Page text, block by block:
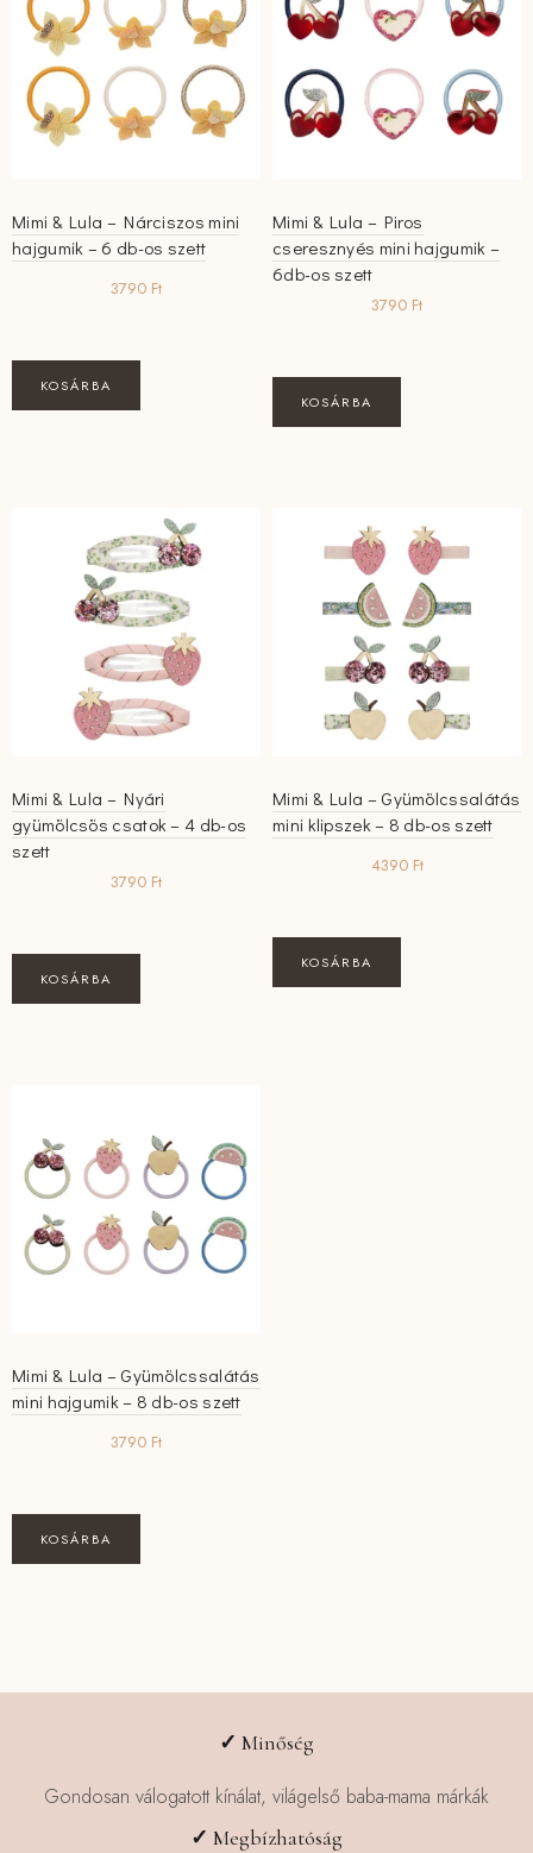
Mimi & Lula – Nárciszos mini
hajgumik – 6 db-os szett
3790 Ft
KOSÁRBA
Mimi & Lula – Piros
cseresznyés mini hajgumik –
6db-os szett
3790 Ft
KOSÁRBA
Mimi & Lula – Nyári
gyümölcsös csatok – 4 db-os
szett
3790 Ft
KOSÁRBA
Mimi & Lula – Gyümölcssalátás
mini klipszek – 8 db-os szett
4390 Ft
KOSÁRBA
Mimi & Lula – Gyümölcssalátás
mini hajgumik – 8 db-os szett
3790 Ft
KOSÁRBA
✓ Minőség
Gondosan válogatott kínálat, világelső baba-mama márkák
✓ Megbízhatóság